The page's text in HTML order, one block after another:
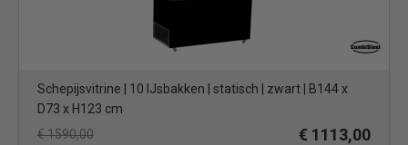
Schepijsvitrine | 10 IJsbakken | statisch | zwart | B144 x
D73 x H123 cm
€ 1590,00
€ 1113,00